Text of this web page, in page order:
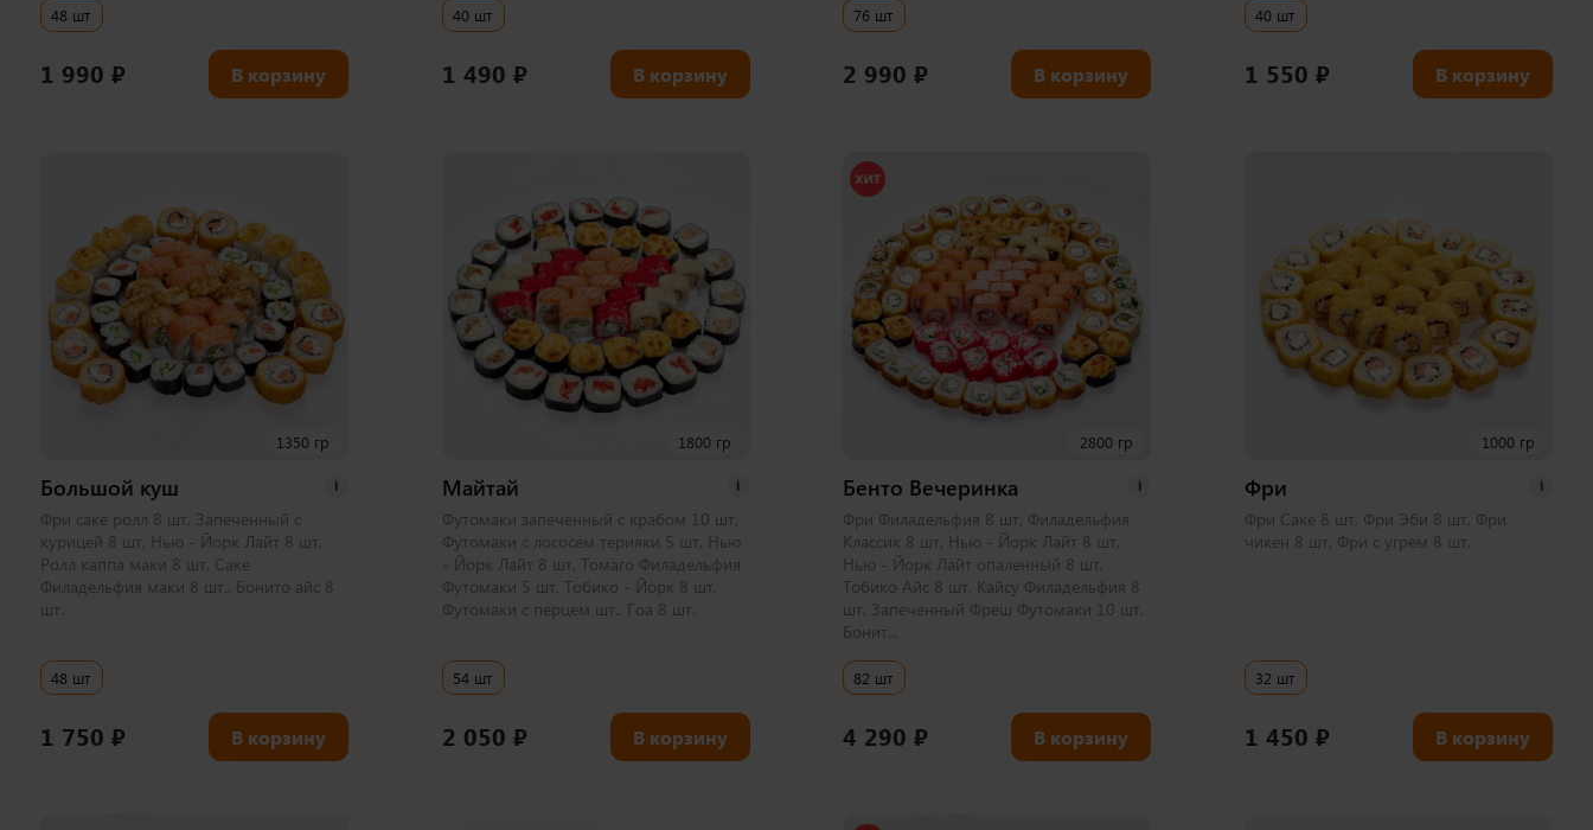
48 шт
1 990 ₽ В корзину
40 шт
1 490 ₽ В корзину
76 шт
2 990₽ В корзину
40 шт
1 550₽ В корзину
1350 гр
Большой куш i
Фри саке ролл 8 шт, Запеченный с
курицей 8 шт, Нью - Йорк Лайт 8 шт,
Ролл каппа маки 8 шт, Саке
Филадельфия маки 8 шт., Бонито айс 8
шт.
48 шт
1 750 ₽ В корзину
1800 гр
Майтай i
Футомаки запеченный с крабом 10 шт,
Футомаки с лососем терияки 5 шт, Нью
- Йорк Лайт 8 шт, Томаго Филадельфия
Футомаки 5 шт, Тобико - Йорк 8 шт,
Футомаки с перцем шт., Гоа 8 шт.
54 шт
2 050 ₽ В корзину
2800 гр
Бенто Вечеринка i
Фри Филадельфия 8 шт, Филадельфия
Классик 8 шт, Нью - Йорк Лайт 8 шт,
Нью - Йорк Лайт опаленный 8 шт,
Тобико Айс 8 шт, Кайсу Филадельфия 8
шт, Запеченный Фреш Футомаки 10 шт,
Бонит...
82 шт
4 290₽ В корзину
1000 гр
Фри i
Фри Саке 8 шт, Фри Эби 8 шт, Фри
чикен 8 шт, Фри с угрем 8 шт.
32 шт
1 450₽ В корзину